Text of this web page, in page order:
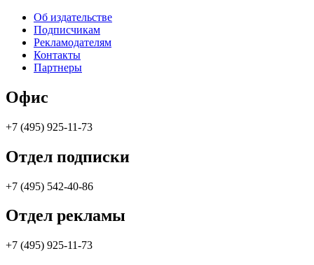
Об издательстве
Подписчикам
Рекламодателям
Контакты
Партнеры
Офис
+7 (495) 925-11-73
Отдел подписки
+7 (495) 542-40-86
Отдел рекламы
+7 (495) 925-11-73